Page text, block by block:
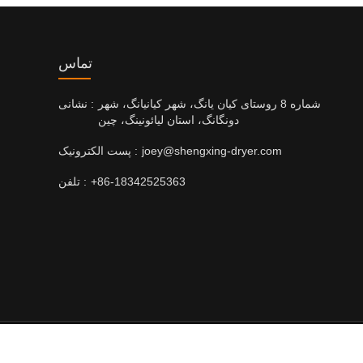
تماس
نشانی :
شماره 8 روستای کیان یانگ، شهر کیانیانگ، شهر
دونگانگ، استان لیائونینگ، چین
پست الکترونیک : joey@shengxing-dryer.com
تلفن : +86-18342525363